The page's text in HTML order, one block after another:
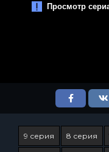
9 серия 8 серия